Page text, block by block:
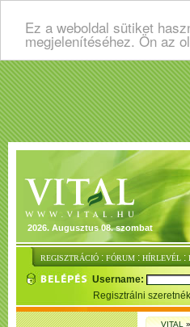
Ez a weboldal sütiket
megjelenítéséhez. Ön az
2026. Augusztus 08. szombat
REGISZTRÁCIÓ : FÓRUM : HÍRLEVÉL :
Username:
Regisztrálni
VITAL